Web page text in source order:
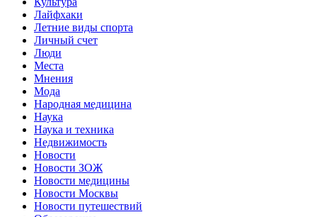
Лайфхаки
Летние виды спорта
Личный счет
Люди
Места
Мнения
Мода
Народная медицина
Наука
Наука и техника
Недвижимость
Новости
Новости ЗОЖ
Новости медицины
Новости Москвы
Новости путешествий